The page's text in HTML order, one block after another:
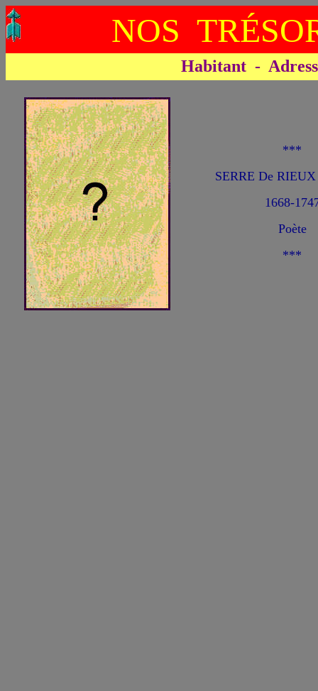
NOS
Habitant -
***
SERRE De RIEUX
1668-
Poète
***